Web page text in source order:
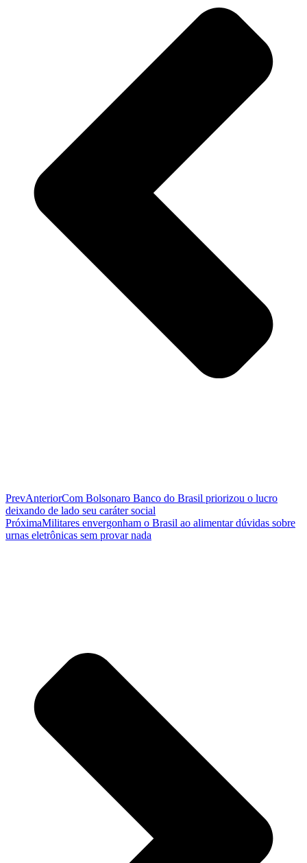
PrevAnteriorCom Bolsonaro Banco do Brasil priorizou o lucro
deixando de lado seu caráter social
PróximaMilitares envergonham o Brasil ao alimentar dúvidas sobre
urnas eletrônicas sem provar nada